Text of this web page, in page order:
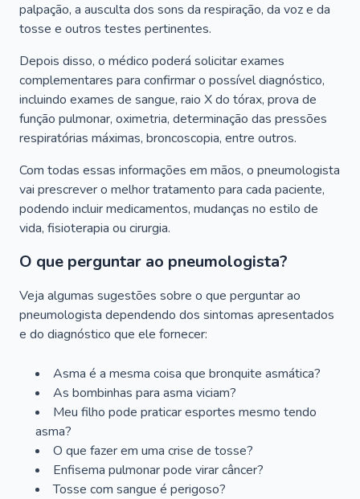
palpação, a ausculta dos sons da respiração, da voz e da
tosse e outros testes pertinentes.
Depois disso, o médico poderá solicitar exames
complementares para confirmar o possível diagnóstico,
incluindo exames de sangue, raio X do tórax, prova de
função pulmonar, oximetria, determinação das pressões
respiratórias máximas, broncoscopia, entre outros.
Com todas essas informações em mãos, o pneumologista
vai prescrever o melhor tratamento para cada paciente,
podendo incluir medicamentos, mudanças no estilo de
vida, fisioterapia ou cirurgia.
O que perguntar ao pneumologista?
Veja algumas sugestões sobre o que perguntar ao
pneumologista dependendo dos sintomas apresentados
e do diagnóstico que ele fornecer:
Asma é a mesma coisa que bronquite asmática?
As bombinhas para asma viciam?
Meu filho pode praticar esportes mesmo tendo
asma?
O que fazer em uma crise de tosse?
Enfisema pulmonar pode virar câncer?
Tosse com sangue é perigoso?